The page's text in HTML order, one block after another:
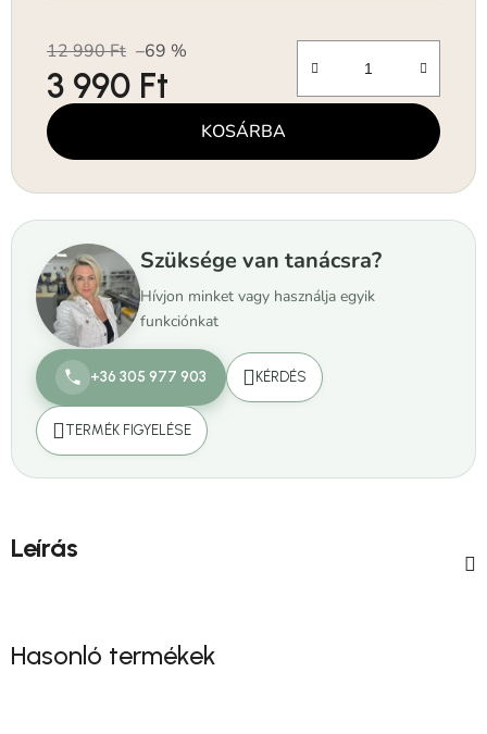
12 990 Ft –69 %
3 990 Ft
Egységár: KOSÁRBA
Szüksége van tanácsra?
Hívjon minket vagy használja egyik
funkciónkat
+36 305 977 903 KÉRDÉS
TERMÉK FIGYELÉSE
Leírás
Hasonló termékek